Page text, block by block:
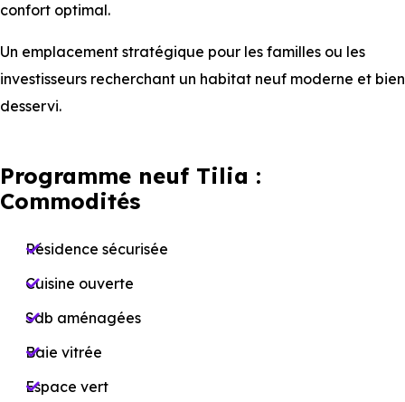
confort optimal.
Un emplacement stratégique pour les familles ou les
investisseurs recherchant un habitat neuf moderne et bien
desservi.
Programme neuf Tilia :
Commodités
Résidence sécurisée
Cuisine ouverte
Sdb aménagées
Baie vitrée
Espace vert